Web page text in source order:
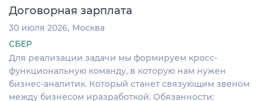
Договорная зарплата
30 июля 2026 Москва
СБЕР
Для реализации задачи мы формируем кросс-
функциональную команду, в которую нам нужен
бизнес-аналитик. Который станет связующим звеном
между бизнесом иразработкой. Обязанности: